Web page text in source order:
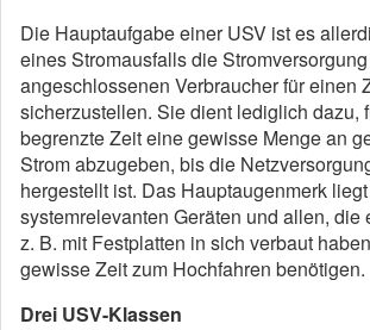
Die Hauptaufgabe einer USV ist es
eines Stromausfalls die
angeschlossenen Verbraucher für einen
sicherzustellen. Sie dient lediglich dazu,
begrenzte Zeit eine gewisse Menge an
Strom abzugeben, bis die
hergestellt ist. Das Hauptaugenmerk
systemrelevanten Geräten und allen, die
z. B. mit Festplatten in sich verbaut
gewisse Zeit zum Hochfahren benötigen.
Drei USV-Klassen